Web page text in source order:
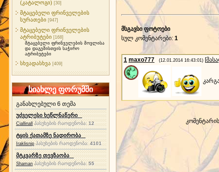
(კატალოგი) [30]
მტაცებელი ფრინველების
სურათები [947]
მტაცებელი ფრინველების
ატრიბუტები [168]
მტაცებელი ფრინველების მოვლისა
და დაგეშისთვის საჭირო
ატრიბუტები
სხვადასხვა [409]
სიახლე ფორუმში
განახლებული 6 თემა
უძველესი ხეწლნაწერი
Ciallinall პასუხების რაოდენობა:12
ტყის ქათამზე ნადირობა
Iraklisnip პასუხების რაოდენობა: 4101
მტკვარზე თევზაობა
Shaman პასუხების რაოდენობა:55
მსგავსი ფოტოები
სულ კომენტარები: 1
1 maxo777 (12.01.2014 16:43:01) [